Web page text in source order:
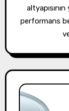
performans